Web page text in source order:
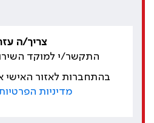
צריך/ה
התקשר/י למוקד
בהתחברות לאזור
מדיניות